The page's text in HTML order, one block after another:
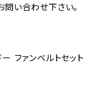
い合わせ下さい。
ファンベルトセット